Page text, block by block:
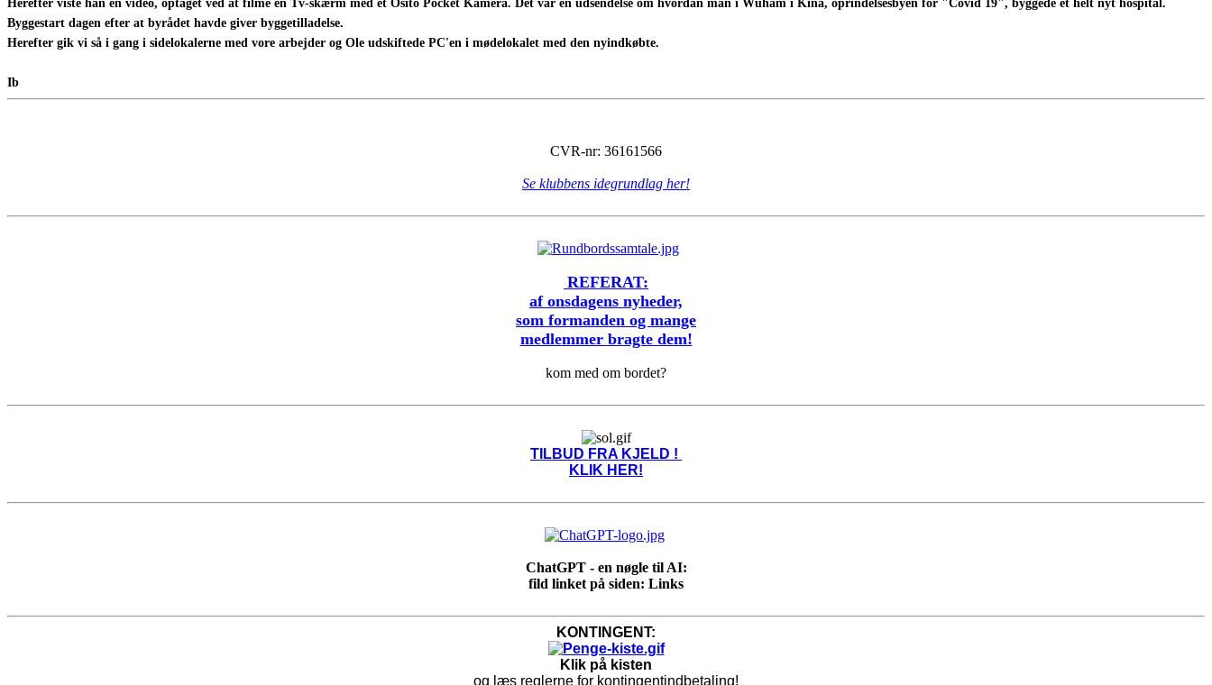
Herefter viste han en video, optaget ved at filme en Tv-skærm med et Osito Pocket Kamera. Det var en udsendelse om hvordan man i Wuham i Kina, oprindelsesbyen for "Covid 19", byggede et helt nyt hospital.
Byggestart dagen efter at byrådet havde giver byggetilladelse.
Herefter gik vi så i gang i sidelokalerne med vore arbejder og Ole udskiftede PC'en i mødelokalet med den nyindkøbte.
Ib
CVR-nr: 36161566
Se klubbens idegrundlag her!
REFERAT:
af onsdagens nyheder,
som formanden og mange
medlemmer bragte dem!
kom med om bordet?
TILBUD FRA KJELD !
KLIK HER!
ChatGPT - en nøgle til AI:
fild linket på siden: Links
KONTINGENT:
Klik på kisten
og læs reglerne for kontingentindbetaling!